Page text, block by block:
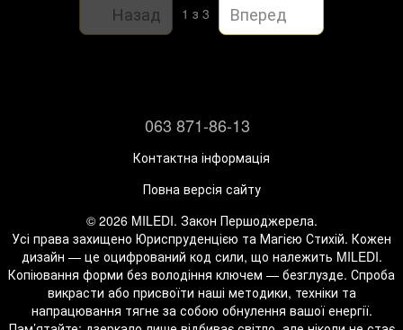
Назад 1 з 3 Вперед
063 871-86-13
Контактна інформація
Повна версія сайту
© 2026 MILEDI. Закон Першоджерела.
Усі права захищено Юриспруденцією та Магією Стихій. Кожен
дизайн — це оцифрований код сили, що належить MILEDI.
Копіювання форми без володіння ключем — безглузде. Спроба
викрасти або присвоїти наші методики, техніки та
напрацювання тягне за собою обнулення вашої енергії.